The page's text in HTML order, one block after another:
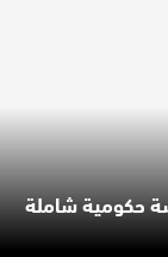
حكومية شاملة